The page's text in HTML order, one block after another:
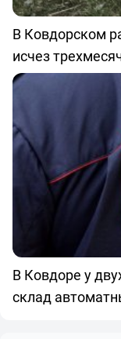
В Ковдорском
исчез
В Ковдоре у
склад